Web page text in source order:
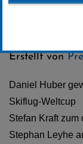
Erstellt von
Daniel Huber
Skiflug-Weltcup
Stefan Kraft zum
Stephan Leyhe